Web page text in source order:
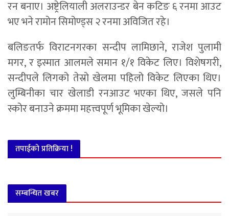
रन बनाए। अष्ट्रेलियाली अलराउन्डर बेन कटिङ ६ रनमा आउट
भए भने रामोन सिमोण्ड्स २ रनमा अविजित रहे।
बलिङतर्फ विराटनगरका सन्दीप लामिछाने, राजेश पुलामी
मगर, र इस्मात आलमले समान १/१ विकेट लिए। विशेषगरी,
सन्दीपले लिगको तेस्रो खेलमा पहिलो विकेट लिएका थिए।
लुम्बिनीका चार खेलाडी रनआउट भएका थिए, जसले पनि
स्कोर बनाउने क्रममा महत्त्वपूर्ण भूमिका खेल्यो।
तपाईको प्रतिक्रिया !
सम्बन्धित खबर